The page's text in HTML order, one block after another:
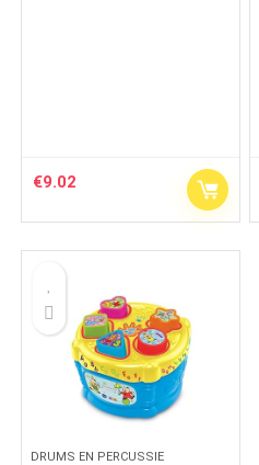
€9.02
DRUMS EN PERCUSSIE